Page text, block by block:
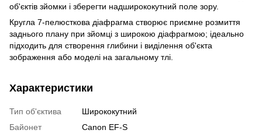
об'єктів зйомки і зберегти надширококутний поле зору.
Кругла 7-пелюсткова діафрагма створює приємне розмиття
заднього плану при зйомці з широкою діафрагмою; ідеально
підходить для створення глибини і виділення об'єкта
зображення або моделі на загальному тлі.
Характеристики
Тип об'єктива
Ширококутний
Байонет
Canon EF-S